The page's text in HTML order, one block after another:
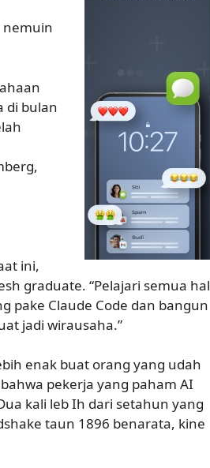
nemuin
di bulan
ini,
graduate. “Pelajari semua hal
pake Claude Code dan bangun
jadi wirausaha.”
enak buat orang yang udah
pekerja yang paham AI
kali leb Ih dari setahun yang
taun 1896 benarata, kine